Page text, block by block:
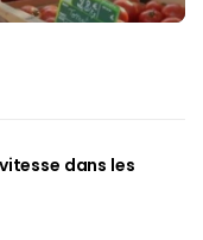
dans les